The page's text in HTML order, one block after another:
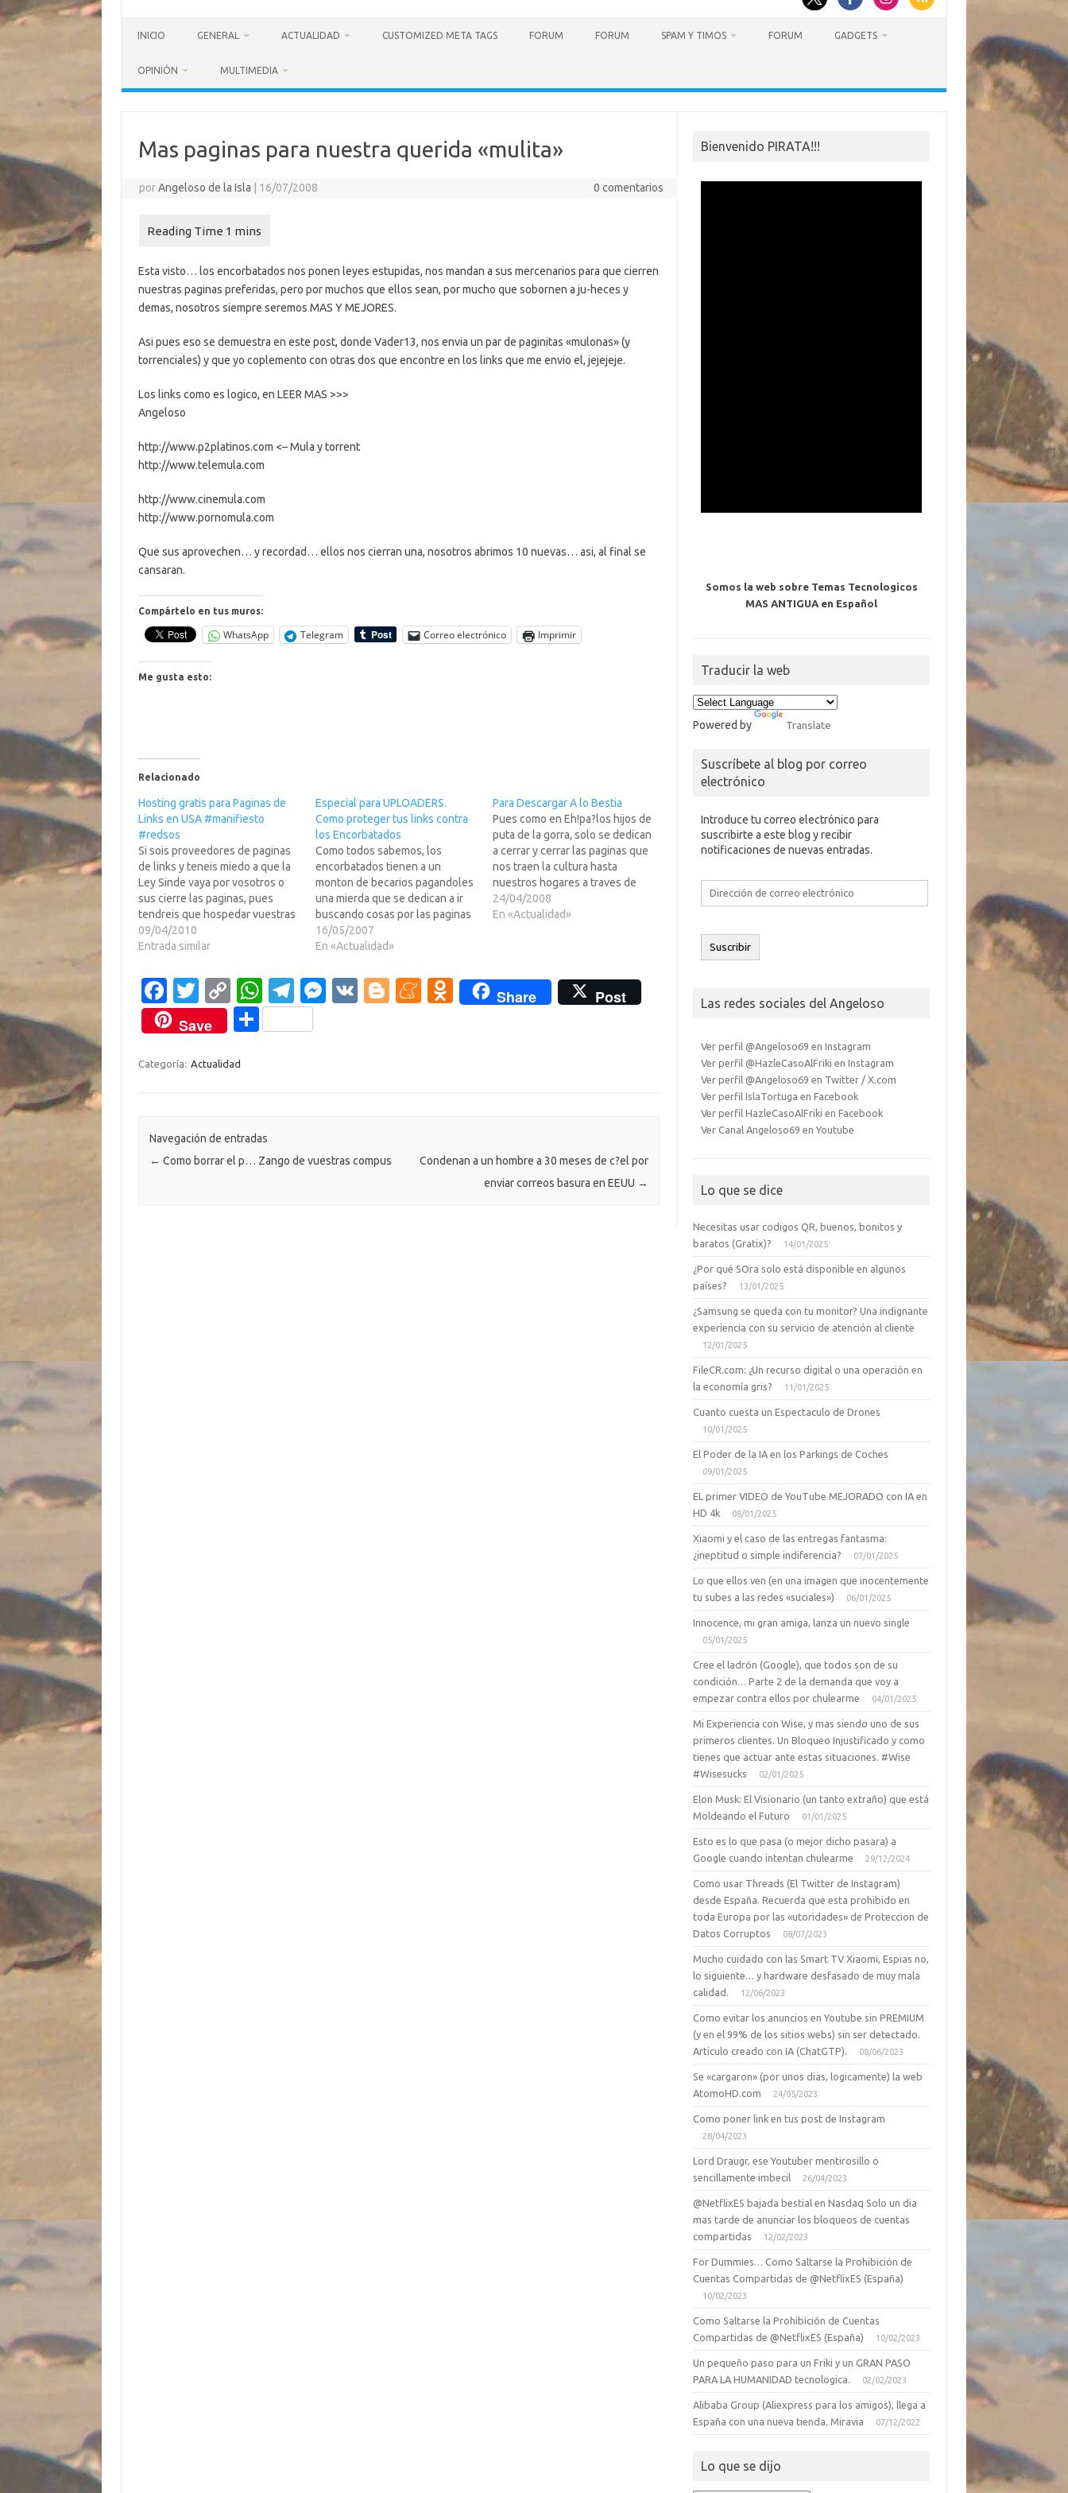
INICIO GENERAL ACTUALIDAD CUSTOMIZED META TAGS FORUM FORUM SPAM Y TIMOS FORUM GADGETS
OPINIÓN MULTIMEDIA
Mas paginas para nuestra querida «mulita»
porAngeloso de la Isla 16/07/2008 0 comentarios
Esta visto… los encorbatados nos ponen leyes estupidas, nos mandan a sus mercenarios para que cierren
nuestras paginas preferidas, pero por muchos que ellos sean, por mucho que sobornen a ju-heces y
demas, nosotros siempre seremos MAS Y MEJORES.
Asi pues eso se demuestra en este post, donde Vader13, nos envia un par de paginitas «mulonas» (y
torrenciales) y que yo coplemento con otras dos que encontre en los links que me envio el, jejejeje.
Los links como es logico, en LEER MAS >>>
Angeloso
http://www.p2platinos.com <– Mula y torrent
http://www.telemula.com
http://www.cinemula.com
http://www.pornomula.com
Que sus aprovechen… y recordad… ellos nos cierran una, nosotros abrimos 10 nuevas… asi, al final se
cansaran.
Compártelo en tus muros:
WhatsApp Telegram Correo electrónico Imprimir
Me gusta esto:
Relacionado
Hosting gratis para Paginas de
Links en USA #manifiesto
#redsos
Si sois proveedores de paginas
de links y teneis miedo a que la
Ley Sinde vaya por vosotros o
sus cierre las paginas, pues
tendreis que hospedar vuestras
paginas fuera de Eh!pa?br />Aqui
en IslaTortuga, tenemos espacio
oucrrio con la verdadera
IslaTortuga en el…
09/04/2010
Entrada similar
Especial para UPLOADERS.
Como proteger tus links contra
los Encorbatados
Como todos sabemos, los
encorbatados tienen a un
monton de becarios pagandoles
una mierda que se dedican a ir
buscando cosas por las paginas
webs como nosotros los
"oscuritos", pero a diferencia
nuestro deleite y disfrute, ellos
lo hacen para el de la corbata
16/05/2007
En «Actualidad»
Para Descargar A lo Bestia
Pues como en Eh!pa?los hijos de
puta de la gorra, solo se dedican
a cerrar y cerrar las paginas que
nos traen la cultura hasta
nuestros hogares a traves de
ofrecernos lo mejor de la
multimedia mundial... pues nada
24/04/2008
En «Actualidad»
Fa
c
e
b
k
T
w
it
te
C
o
p
y
k
W
h
at
p
T
el
e
M
V
Bl
M O
ik
Share
Post
Save
C
ti
r
Categoría: Actualidad
Navegación de entradas
← Como borrar el p… Zango de vuestras compus
Condenan a un hombre a 30 meses de c?el por
enviar correos basura en EEUU →
Bienvenido PIRATA!!!
Somos la web sobre Temas Tecnologicos
MAS ANTIGUA en Español
Traducir la web
Powered by Translate
Suscríbete al blog por correo
electrónico
Introduce tu correo electrónico para
suscribirte a este blog y recibir
notificaciones de nuevas entradas.
Dirección
electrónico
Suscribir
Las redes sociales del Angeloso
Ver perfil @Angeloso69 en Instagram
Ver perfil @HazleCasoAlFriki en Instagram
Ver perfil @Angeloso69 en Twitter / X.com
Ver perfil IslaTortuga en Facebook
Ver perfil HazleCasoAlFriki en Facebook
Ver Canal Angeloso69 en Youtube
Lo que se dice
Necesitas usar codigos QR, buenos, bonitos y
baratos (Gratix)?
14/01/2025
¿Por qué SOra solo está disponible en algunos
países?
13/01/2025
¿Samsung se queda con tu monitor? Una indignante
experiencia con su servicio de atención al cliente
12/01/2025
FileCR.com: ¿Un recurso digital o una operación en
la economía gris?
11/01/2025
Cuanto cuesta un Espectaculo de Drones
10/01/2025
El Poder de la IA en los Parkings de Coches
09/01/2025
EL primer VIDEO de YouTube MEJORADO con IA en
HD 4k
08/01/2025
Xiaomi y el caso de las entregas fantasma:
¿ineptitud o simple indiferencia?
07/01/2025
Lo que ellos ven (en una imagen que inocentemente
tu subes a las redes «suciales»)
06/01/2025
Innocence, mi gran amiga, lanza un nuevo single
05/01/2025
Cree el ladrón (Google), que todos son de su
condición… Parte 2 de la demanda que voy a
empezar contra ellos por chulearme
04/01/2025
Mi Experiencia con Wise, y mas siendo uno de sus
primeros clientes. Un Bloqueo Injustificado y como
tienes que actuar ante estas situaciones. #Wise
#Wisesucks
02/01/2025
Elon Musk: El Visionario (un tanto extraño) que está
Moldeando el Futuro
01/01/2025
Esto es lo que pasa (o mejor dicho pasara) a
Google cuando intentan chulearme
29/12/2024
Como usar Threads (El Twitter de Instagram)
desde España. Recuerda que esta prohibido en
toda Europa por las «utoridades» de Proteccion de
Datos Corruptos
08/07/2023
Mucho cuidado con las Smart TV Xiaomi, Espias no,
lo siguiente… y hardware desfasado de muy mala
calidad.
12/06/2023
Como evitar los anuncios en Youtube sin PREMIUM
(y en el 99% de los sitios webs) sin ser detectado.
Articulo creado con IA (ChatGTP).
08/06/2023
Se «cargaron» (por unos dias, logicamente) la web
AtomoHD.com
24/05/2023
Como poner link en tus post de Instagram
28/04/2023
Lord Draugr, ese Youtuber mentirosillo o
sencillamente imbecil
26/04/2023
@NetflixES bajada bestial en Nasdaq Solo un dia
mas tarde de anunciar los bloqueos de cuentas
compartidas
12/02/2023
For Dummies… Como Saltarse la Prohibición de
Cuentas Compartidas de @NetflixES (España)
10/02/2023
Como Saltarse la Prohibición de Cuentas
Compartidas de @NetflixES (España)
10/02/2023
Un pequeño paso para un Friki y un GRAN PASO
PARA LA HUMANIDAD tecnologica.
02/02/2023
Alibaba Group (Aliexpress para los amigos), llega a
España con una nueva tienda, Miravia
07/12/2022
Lo que se dijo